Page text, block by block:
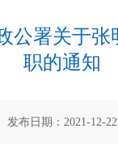
公署关于张
职的通知
发布日期：2021-12-22